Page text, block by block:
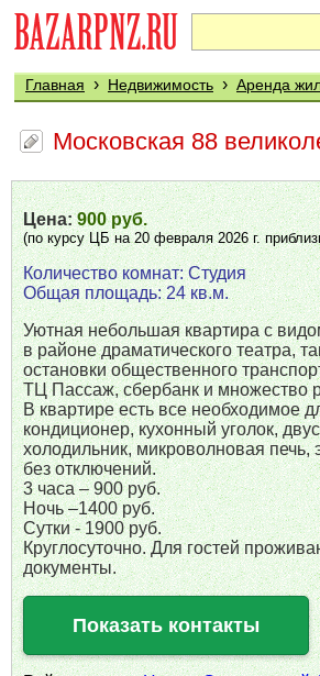
Главная › Недвижимость › Аренда
Московская 88
Цена:900 руб.
(по курсу ЦБ на 20 февраля 2026 г.
Количество комнат: Студия
Общая площадь: 24 кв.м.
Уютная небольшая квартира с
в районе драматического театра,
остановки общественного
ТЦ Пассаж, сбербанк и множество
В квартире есть все необходимое
кондиционер, кухонный уголок,
холодильник, микроволновая печь,
без отключений.
3 часа – 900 руб.
Ночь –1400 руб.
Сутки - 1900 руб.
Круглосуточно. Для гостей
документы.
Показать контакты